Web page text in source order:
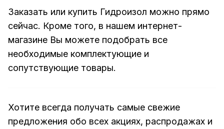
Заказать или купить Гидроизол можно прямо
сейчас. Кроме того, в нашем интернет-
магазине Вы можете подобрать все
необходимые комплектующие и
сопутствующие товары.
Хотите всегда получать самые свежие
предложения обо всех акциях, распродажах и